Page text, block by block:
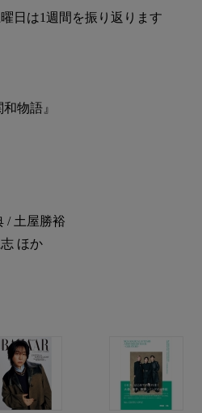
日は1週間を振り返ります
物語』
/ 土屋勝裕
ほか